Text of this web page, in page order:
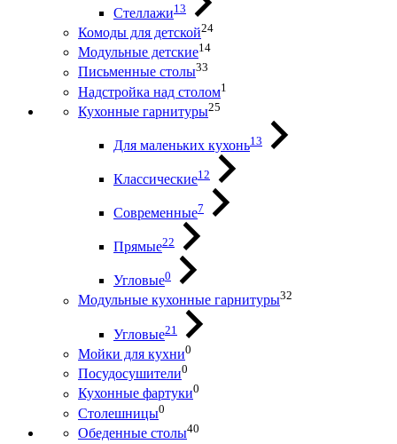
Стеллажи13
Комоды для детской24
Модульные детские14
Письменные столы33
Надстройка над столом1
Кухонные гарнитуры25
Для маленьких кухонь13
Классические12
Современные7
Прямые22
Угловые0
Модульные кухонные гарнитуры32
Угловые21
Мойки для кухни0
Посудосушители0
Кухонные фартуки0
Столешницы0
Обеденные столы40